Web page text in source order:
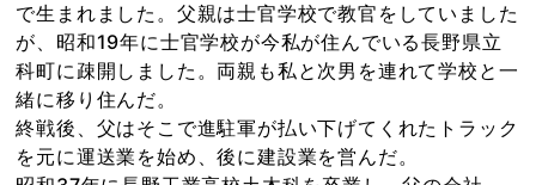
で生まれました。父親は士官学校で教官をしていました
が、昭和19年に士官学校が今私が住んでいる長野県立
科町に疎開しました。両親も私と次男を連れて学校と一
緒に移り住んだ。
終戦後、父はそこで進駐軍が払い下げてくれたトラック
を元に運送業を始め、後に建設業を営んだ。